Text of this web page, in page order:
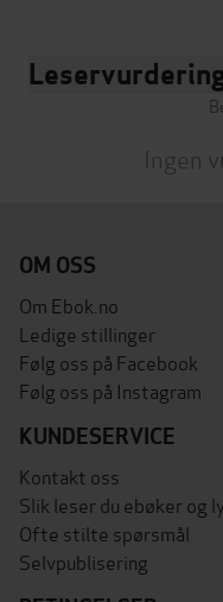
Ingen
OM OSS
Om Ebok.no
Ledige stillinger
Følg oss på Facebook
Følg oss på Instagram
KUNDESERVICE
Kontakt oss
Slik leser du ebøker og
Ofte stilte spørsmål
Selvpublisering